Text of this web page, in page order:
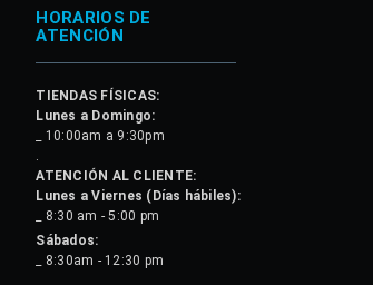
HORARIOS DE
ATENCIÓN
TIENDAS FÍSICAS:
Lunes a Domingo:
_ 10:00am a 9:30pm
.
ATENCIÓN AL CLIENTE:
Lunes a Viernes (Días hábiles):
_ 8:30 am - 5:00 pm
Sábados:
_ 8:30am - 12:30 pm